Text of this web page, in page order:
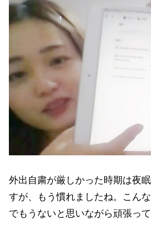
外出自粛が厳しかった時期は夜
すが、もう慣れましたね。こん
でもうないと思いながら頑張って